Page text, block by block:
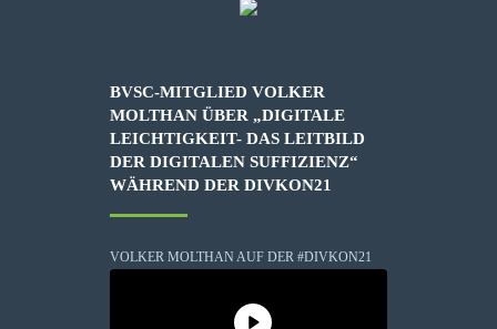
BVSC-MITGLIED VOLKER
MOLTHAN ÜBER „DIGITALE
LEICHTIGKEIT- DAS LEITBILD
DER DIGITALEN SUFFIZIENZ“
WÄHREND DER DIVKON21
VOLKER MOLTHAN AUF DER #DIVKON21